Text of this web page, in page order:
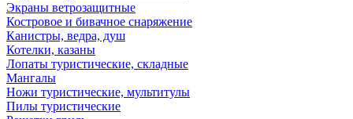
Экраны ветрозащитные
Костровое и бивачное снаряжение
Канистры, ведра, душ
Котелки, казаны
Лопаты туристические, складные
Мангалы
Ножи туристические, мультитулы
Пилы туристические